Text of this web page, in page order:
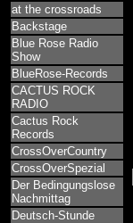
at the crossroads
Backstage
Blue Rose Radio
Show
BlueRose-Records
CACTUS ROCK
RADIO
Cactus Rock
Records
CrossOverCountry
CrossOverSpezial
Der Bedingungslose
Nachmittag
Deutsch-Stunde